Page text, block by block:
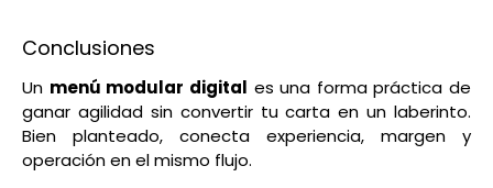
Conclusiones
Un menú modular digital es una forma práctica de
ganar agilidad sin convertir tu carta en un laberinto.
Bien planteado, conecta experiencia, margen y
operación en el mismo flujo.